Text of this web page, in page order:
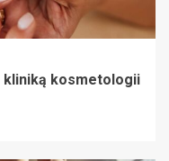
kliniką kosmetologii